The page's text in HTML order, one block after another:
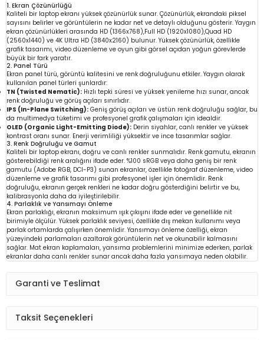
1. Ekran Çözünürlüğü
Kaliteli bir laptop ekranı yüksek çözünürlük sunar. Çözünürlük, ekrandaki piksel
sayısını belirler ve görüntülerin ne kadar net ve detaylı olduğunu gösterir. Yaygın
ekran çözünürlükleri arasında HD (1366x768),Full HD (1920x1080),Quad HD
(2560x1440) ve 4K Ultra HD (3840x2160) bulunur. Yüksek çözünürlük, özellikle
grafik tasarımı, video düzenleme ve oyun gibi görsel açıdan yoğun görevlerde
büyük bir fark yaratır.
2. Panel Türü
Ekran panel türü, görüntü kalitesini ve renk doğruluğunu etkiler. Yaygın olarak
kullanılan panel türleri şunlardır:
TN (Twisted Nematic): Hızlı tepki süresi ve yüksek yenileme hızı sunar, ancak
renk doğruluğu ve görüş açıları sınırlıdır.
IPS (In-Plane Switching): Geniş görüş açıları ve üstün renk doğruluğu sağlar, bu
da multimedya tüketimi ve profesyonel grafik çalışmaları için idealdir.
OLED (Organic Light-Emitting Diode): Derin siyahlar, canlı renkler ve yüksek
kontrast oranı sunar. Enerji verimliliği yüksektir ve ince tasarımlar sağlar.
3. Renk Doğruluğu ve Gamut
Kaliteli bir laptop ekranı, doğru ve canlı renkler sunmalıdır. Renk gamutu, ekranın
gösterebildiği renk aralığını ifade eder. %100 sRGB veya daha geniş bir renk
gamutu (Adobe RGB, DCI-P3) sunan ekranlar, özellikle fotoğraf düzenleme, video
düzenleme ve grafik tasarımı gibi profesyonel işler için önemlidir. Renk
doğruluğu, ekranın gerçek renkleri ne kadar doğru gösterdiğini belirtir ve bu,
kalibrasyonla daha da iyileştirilebilir.
4. Parlaklık ve Yansımayı Önleme
Ekran parlaklığı, ekranın maksimum ışık çıkışını ifade eder ve genellikle nit
birimiyle ölçülür. Yüksek parlaklık seviyesi, özellikle dış mekan kullanımı veya
parlak ortamlarda çalışırken önemlidir. Yansımayı önleme özelliği, ekran
yüzeyindeki parlamaları azaltarak görüntülerin net ve okunabilir kalmasını
sağlar. Mat ekran kaplamaları, yansıma problemlerini minimize ederken, parlak
ekranlar daha canlı renkler sunar ancak daha fazla yansımaya neden olabilir.
Garanti ve Teslimat
Taksit Seçenekleri